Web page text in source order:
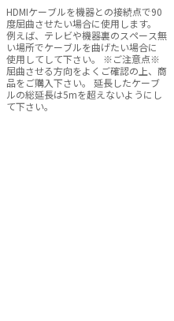
HDMIケーブルを機器との接続点で90
度屈曲させたい場合に使用します。
例えば、テレビや機器裏のスペース無
い場所でケーブルを曲げたい場合に
使用してして下さい。 ※ご注意点※
屈曲させる方向をよくご確認の上、商
品をご購入下さい。 延長したケーブ
ルの総延長は5mを超えないようにし
て下さい。